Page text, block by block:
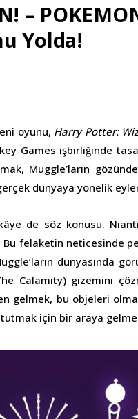
–
Yolda!
oyunu, Harry Potter:
Games işbirliğinde
Muggle’ların
dünyaya yönelik
de söz konusu.
Bu felaketin neticesinde
dünyasında
Calamity) gizemini
gelmek, bu objeleri
tutmak için bir araya